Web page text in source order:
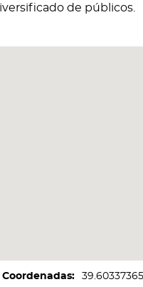
de públicos.
Coordenadas